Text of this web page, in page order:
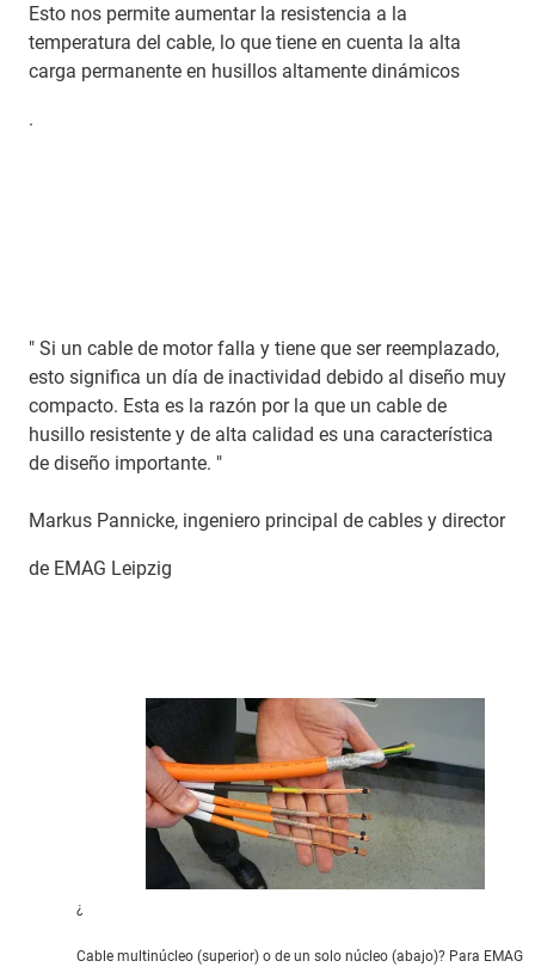
Esto nos permite aumentar la resistencia a la
temperatura del cable, lo que tiene en cuenta la alta
carga permanente en husillos altamente dinámicos
.
" Si un cable de motor falla y tiene que ser reemplazado,
esto significa un día de inactividad debido al diseño muy
compacto. Esta es la razón por la que un cable de
husillo resistente y de alta calidad es una característica
de diseño importante. "
Markus Pannicke, ingeniero principal de cables y director
de EMAG Leipzig
¿
Cable multinúcleo (superior) o de un solo núcleo (abajo)? Para EMAG